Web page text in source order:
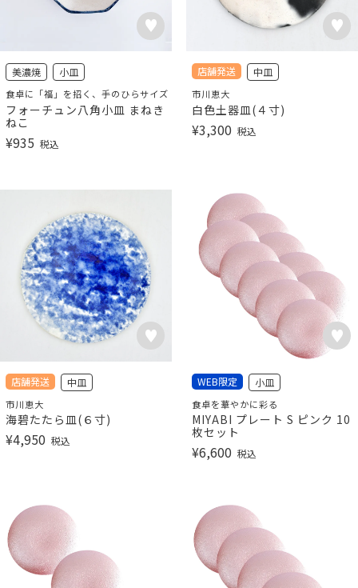
美濃焼 小皿
食卓に「福」を招く、手のひらサイズ
フォーチュン八角小皿 まねき
ねこ
¥935 税込
店舗発送 中皿
市川恵大
白色土器皿(４寸)
¥3,300 税込
店舗発送 中皿
市川恵大
海碧たたら皿(６寸)
¥4,950 税込
WEB限定 小皿
食卓を華やかに彩る
MIYABI プレート S ピンク 10
枚セット
¥6,600 税込